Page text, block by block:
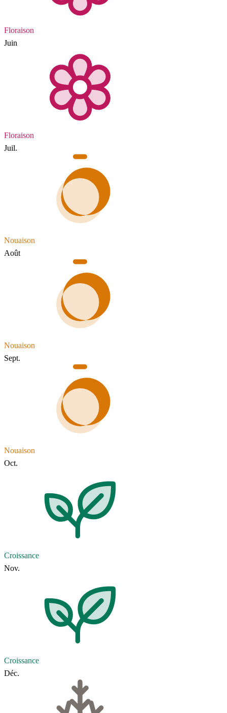
Floraison
Juin
Floraison
Juil.
Nouaison
Août
Nouaison
Sept.
Nouaison
Oct.
Croissance
Nov.
Croissance
Déc.